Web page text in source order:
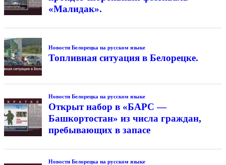
«Малидак».
Новости Белорецка на русском языке
Топливная ситуация в Белорецке.
Новости Белорецка на русском языке
Открыт набор в «БАРС —
Башкортостан» из числа граждан,
пребывающих в запасе
Новости Белорецка на русском языке